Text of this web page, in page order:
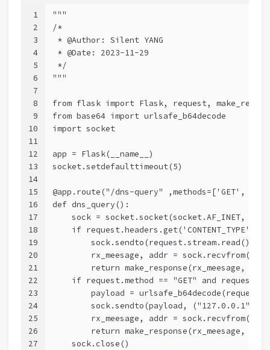
1
2
3
4
5
6
7
8
9
10
11
12
13
14
15
16
17
18
19
20
21
22
23
24
25
26
27
"""
/*
* @Author: Silent YANG
* @Date: 2023-11-29
*/
"""
from flask import Flask, request,
from base64 import urlsafe_b64decode
import socket
app = Flask(__name__)
socket.setdefaulttimeout(5)
@app.route("/dns-query" ,methods=['GET',
def dns_query():
sock = socket.socket(socket.AF_INET,
if request.headers.get('CONTENT_TYPE')
sock.sendto(request.stream.read(),
rx_meesage, addr =
return make_response(rx_meesage,
if request.method == "GET" and
payload =
sock.sendto(payload, ("127.0.0.1",
rx_meesage, addr =
return make_response(rx_meesage,
    sock.close()